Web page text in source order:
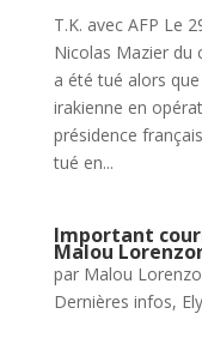
T.K. avec AFP Le
Nicolas Mazier du
a été tué alors
irakienne en
présidence
tué en...
Important
Malou
par Malou
Dernières infos,